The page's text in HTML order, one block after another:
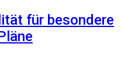
für besondere